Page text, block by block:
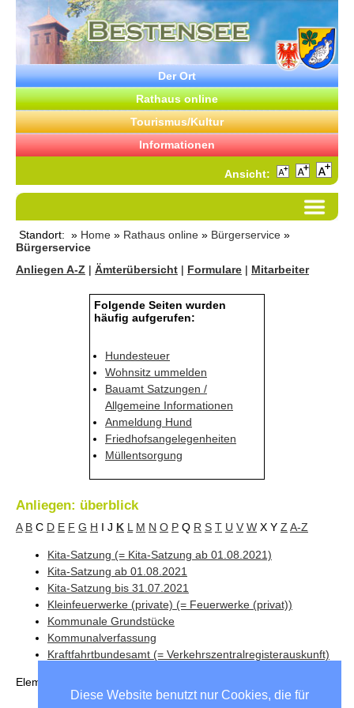
Diese Website benutzt nur Cookies, die für
Der Ort
Rathaus online
Tourismus/Kultur
Informationen
Ansicht:
Standort: » Home » Rathaus online » Bürgerservice »
Bürgerservice
Anliegen A-Z | Ämterübersicht | Formulare | Mitarbeiter
Folgende Seiten wurden
häufig aufgerufen:
Hundesteuer
Wohnsitz ummelden
Bauamt Satzungen /
Allgemeine Informationen
Anmeldung Hund
Friedhofsangelegenheiten
Müllentsorgung
Anliegen: überblick
A B C D E F G H I J K L M N O P Q R S T U V W X Y Z A-Z
Kita-Satzung (= Kita-Satzung ab 01.08.2021)
Kita-Satzung ab 01.08.2021
Kita-Satzung bis 31.07.2021
Kleinfeuerwerke (private) (= Feuerwerke (privat))
Kommunale Grundstücke
Kommunalverfassung
Kraftfahrtbundesamt (= Verkehrszentralregisterauskunft)
Elemente